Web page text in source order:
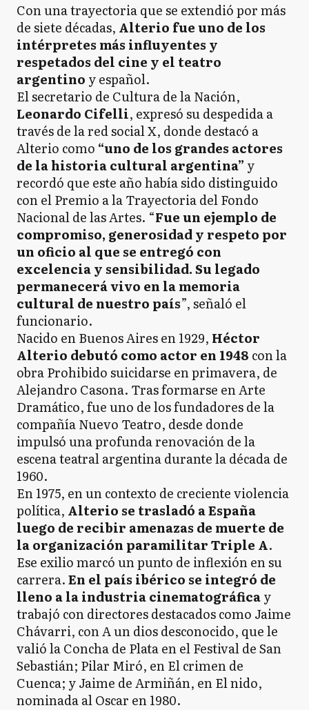
Con una trayectoria que se extendió por más
de siete décadas, Alterio fue uno de los
intérpretes más influyentes y
respetados del cine y el teatro
argentino y español.
El secretario de Cultura de la Nación,
Leonardo Cifelli, expresó su despedida a
través de la red social X, donde destacó a
Alterio como “uno de los grandes actores
de la historia cultural argentina” y
recordó que este año había sido distinguido
con el Premio a la Trayectoria del Fondo
Nacional de las Artes. “Fue un ejemplo de
compromiso, generosidad y respeto por
un oficio al que se entregó con
excelencia y sensibilidad. Su legado
permanecerá vivo en la memoria
cultural de nuestro país”, señaló el
funcionario.
Nacido en Buenos Aires en 1929, Héctor
Alterio debutó como actor en 1948 con la
obra Prohibido suicidarse en primavera, de
Alejandro Casona. Tras formarse en Arte
Dramático, fue uno de los fundadores de la
compañía Nuevo Teatro, desde donde
impulsó una profunda renovación de la
escena teatral argentina durante la década de
1960.
En 1975, en un contexto de creciente violencia
política, Alterio se trasladó a España
luego de recibir amenazas de muerte de
la organización paramilitar Triple A.
Ese exilio marcó un punto de inflexión en su
carrera.En el país ibérico se integró de
lleno a la industria cinematográficay
trabajó con directores destacados como Jaime
Chávarri, con A un dios desconocido, que le
valió la Concha de Plata en el Festival de San
Sebastián; Pilar Miró, en El crimen de
Cuenca; y Jaime de Armiñán, en El nido,
nominada al Oscar en 1980.